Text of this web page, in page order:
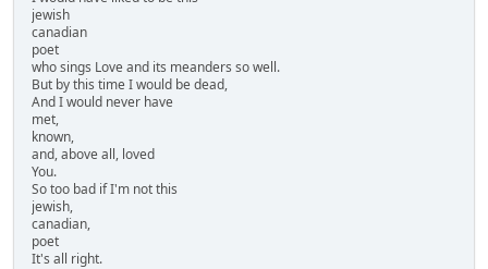
jewish
canadian
poet
who sings Love and its meanders so well.
But by this time I would be dead,
And I would never have
met,
known,
and, above all, loved
You.
So too bad if I'm not this
jewish,
canadian,
poet
It's all right.